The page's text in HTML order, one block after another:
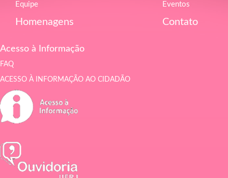
Equipe Eventos
Homenagens Contato
Acesso à Informação
FAQ
ACESSO À INFORMAÇÃO AO CIDADÃO